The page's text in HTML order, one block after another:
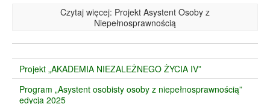
Czytaj więcej: Projekt Asystent Osoby z
Niepełnosprawnością
Projekt „AKADEMIA NIEZALEŻNEGO ŻYCIA IV”
Program „Asystent osobisty osoby z niepełnosprawnością”
edycja 2025